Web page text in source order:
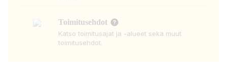
Toimitusehdot
Katso toimitusajat ja -alueet sekä muut
toimitusehdot.